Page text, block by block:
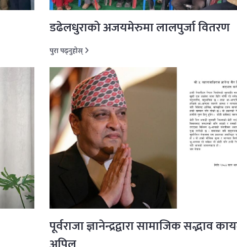
डढेलधुराको अजयमेरुमा लालपुर्जा वितरण
पुरा पढ्नुहोस्
पूर्वराजा ज्ञानेन्द्रद्वारा सामाजिक सद्भाव